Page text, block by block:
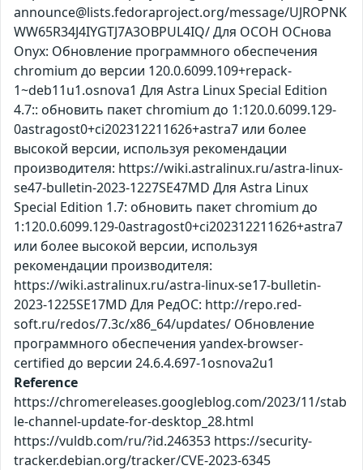
announce@lists.fedoraproject.org/message/UJROPNK
WW65R34J4IYGTJ7A3OBPUL4IQ/ Для ОСОН ОСнова
Оnyx: Обновление программного обеспечения
chromium до версии 120.0.6099.109+repack-
1~deb11u1.osnova1 Для Astra Linux Special Edition
4.7:: обновить пакет chromium до 1:120.0.6099.129-
0astragost0+ci202312211626+astra7 или более
высокой версии, используя рекомендации
производителя: https://wiki.astralinux.ru/astra-linux-
se47-bulletin-2023-1227SE47MD Для Astra Linux
Special Edition 1.7: обновить пакет chromium до
1:120.0.6099.129-0astragost0+ci202312211626+astra7
или более высокой версии, используя
рекомендации производителя:
https://wiki.astralinux.ru/astra-linux-se17-bulletin-
2023-1225SE17MD Для РедОС: http://repo.red-
soft.ru/redos/7.3c/x86_64/updates/ Обновление
программного обеспечения yandex-browser-
certified до версии 24.6.4.697-1osnova2u1
Reference
https://chromereleases.googleblog.com/2023/11/stab
le-channel-update-for-desktop_28.html
https://vuldb.com/ru/?id.246353 https://security-
tracker.debian.org/tracker/CVE-2023-6345